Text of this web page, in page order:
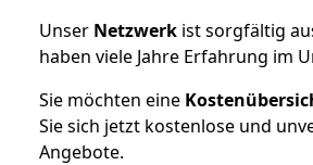
Unser Netzwerk ist sorgfältig
haben viele Jahre Erfahrung im
Sie möchten eine
Sie sich jetzt kostenlose und
Angebote.